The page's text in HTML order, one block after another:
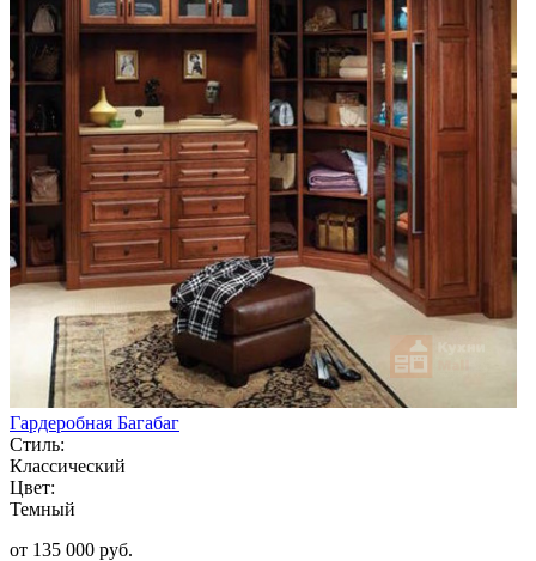
Гардеробная Багабаг
Стиль:
Классический
Цвет:
Темный
от 135 000 руб.